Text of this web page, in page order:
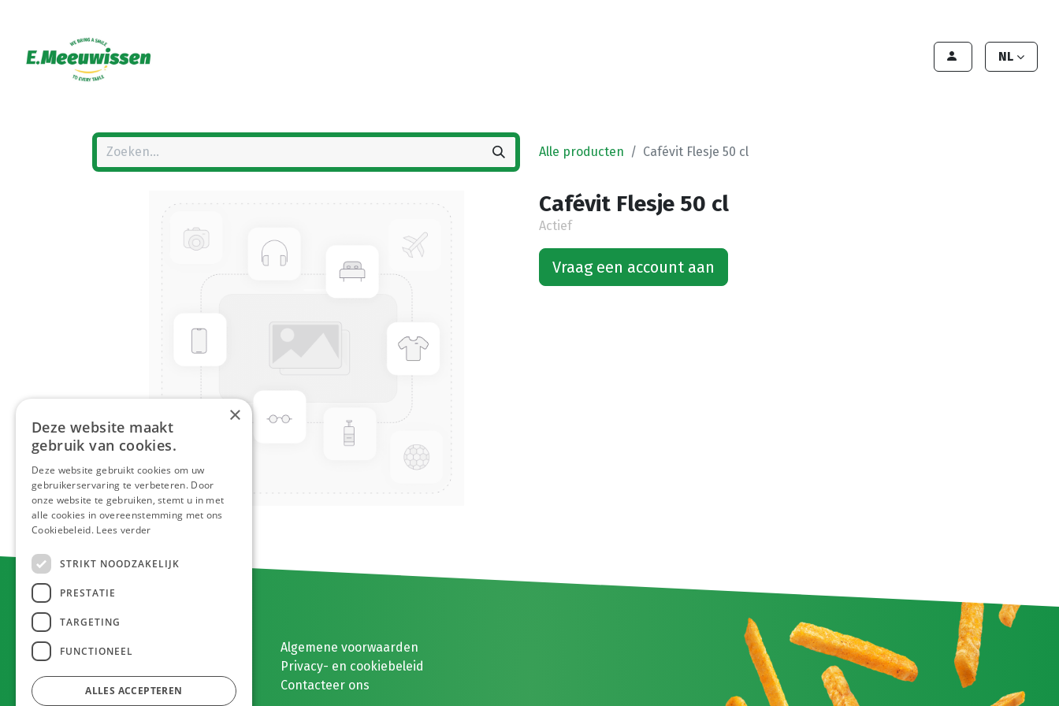
NL
Alle producten Cafévit Flesje 50 cl
Cafévit Flesje 50 cl
Actief
Vraag een account aan
E. MEEUWISSEN BV
Gaston Eyskenslaan 2
3900 Pelt, België
Algemene voorwaarden
Privacy- en cookiebeleid
Contacteer ons
×
Deze website maakt
gebruik van cookies.
Deze website gebruikt cookies om uw
gebruikerservaring te verbeteren. Door
onze website te gebruiken, stemt u in met
alle cookies in overeenstemming met ons
Cookiebeleid. Lees verder
STRIKT NOODZAKELIJK
PRESTATIE
TARGETING
FUNCTIONEEL
ALLES ACCEPTEREN